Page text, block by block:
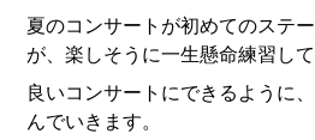
夏のコンサートが初めてのステ
が、楽しそうに一生懸命練習して
良いコンサートにできるように
んでいきます。